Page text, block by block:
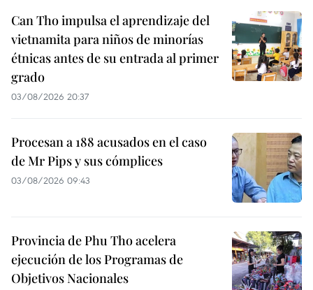
Can Tho impulsa el aprendizaje del
vietnamita para niños de minorías
étnicas antes de su entrada al primer
grado
03/08/2026 20:37
Procesan a 188 acusados en el caso
de Mr Pips y sus cómplices
03/08/2026 09:43
Provincia de Phu Tho acelera
ejecución de los Programas de
Objetivos Nacionales